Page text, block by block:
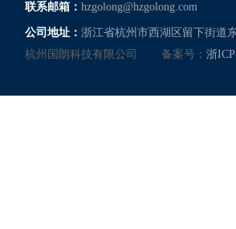
联系邮箱： hzgolong@hzgolong.com
公司地址： 浙江省杭州市西湖区留下街道
杭州国朗科技有限公司
备案号： 浙